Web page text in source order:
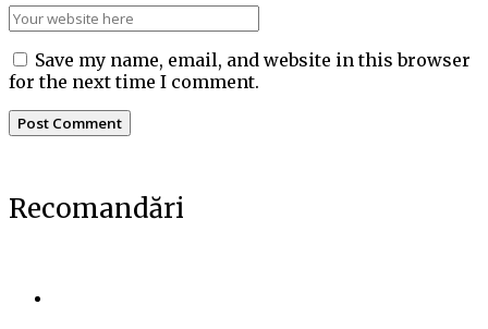
Save my name, email, and website in this browser
for the next time I comment.
Recomandări